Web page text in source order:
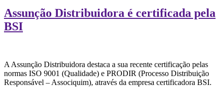
Assunção Distribuidora é certificada pela
BSI
A Assunção Distribuidora destaca a sua recente certificação pelas
normas ISO 9001 (Qualidade) e PRODIR (Processo Distribuição
Responsável – Associquim), através da empresa certificadora BSI.